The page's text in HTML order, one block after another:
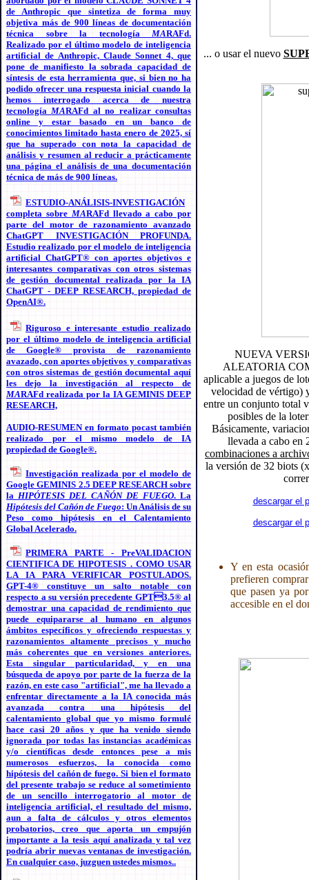
de Anthropic que sintetiza de forma muy
objetiva más de 900 líneas de documentación
técnica sobre la tecnología MARAFd.
Realizado por el último modelo de inteligencia
artificial de Anthropic, Claude Sonnet 4, que
pone de manifiesto la sobrada capacidad de
síntesis de esta herramienta que, si bien no ha
podido ofrecer una respuesta inicial cuando la
hemos interrogado acerca de nuestra
tecnología MARAFd al no realizar consultas
online y estar basado en un banco de
conocimientos limitado hasta enero de 2025, sí
que ha superado con nota la capacidad de
análisis y resumen al reducir a prácticamente
una página el análisis de una documentación
técnica de más de 900 líneas.
ESTUDIO-ANÁLISIS-INVESTIGACIÓN
completa sobre MARAFd llevado a cabo por
parte del motor de razonamiento avanzado
ChatGPT INVESTIGACIÓN PROFUNDA.
Estudio realizado por el modelo de inteligencia
artificial ChatGPT® con aportes objetivos e
interesantes comparativas con otros sistemas
de gestión documental realizada por la IA
ChatGPT - DEEP RESEARCH, propiedad de
OpenAI®.
Riguroso e interesante estudio realizado
por el último modelo de inteligencia artificial
de Google® provista de razonamiento
avazado, con aportes objetivos y comparativas
con otros sistemas de gestión documental aquí
les dejo la investigación al respecto de
MARAFd realizada por la IA GEMINIS DEEP
RESEARCH,
AUDIO-RESUMEN en formato pocast también
realizado por el mismo modelo de IA
propiedad de Google®.
Investigación realizada por el modelo de
Google GEMINIS 2.5 DEEP RESEARCH sobre
la HIPÓTESIS DEL CAÑÓN DE FUEGO. La
Hipótesis del Cañón de Fuego: Un Análisis de su
Peso como hipótesis en el Calentamiento
Global Acelerado.
PRIMERA PARTE - PreVALIDACION
CIENTIFICA DE HIPOTESIS . COMO USAR
LA IA PARA VERIFICAR POSTULADOS.
GPT-4® constituye un salto notable con
respecto a su versión precedente GPT3.5® al
demostrar una capacidad de rendimiento que
puede equipararse al humano en algunos
ámbitos específicos y ofreciendo respuestas y
razonamientos altamente precisos y mucho
más coherentes que en versiones anteriores.
Esta singular particularidad, y en una
búsqueda de apoyo por parte de la fuerza de la
razón, en este caso "artificial", me ha llevado a
enfrentar directamente a la IA conocida más
avanzada contra una hipótesis del
calentamiento global que yo mismo formulé
hace casi 20 años y que ha venido siendo
ignorada por todas las instancias académicas
y/o científicas desde entonces pese a mis
numerosos esfuerzos, la conocida como
hipótesis del cañón de fuego. Si bien el formato
del presente trabajo se reduce al sometimiento
de un sencillo interrogatorio al motor de
inteligencia artificial, el resultado del mismo,
aun a falta de cálculos y otros elementos
probatorios, creo que aporta un empujón
importante a la tesis aquí analizada y tal vez
podría abrir nuevas ventanas de investigación.
En cualquier caso, juzguen ustedes mismos..
... o usar el nuevo
NUEVA
ALEATORIA
aplicable a juegos de
velocidad de vértigo)
entre un conjunto total
posibles de la
Básicamente,
llevada a cabo en
combinaciones a
la versión de 32 biots
descargar el
descargar el
Y en esta
prefieren
que pasen ya
accesible en el